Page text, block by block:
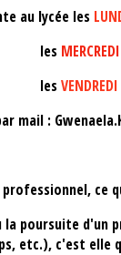
au lycée les
VENDREDI
mail :
ce
la poursuite d'un
etc.), c'est